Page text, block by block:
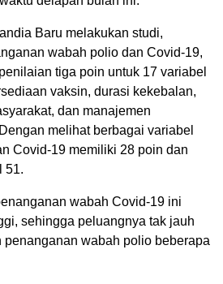
Baru melakukan studi,
wabah polio dan Covid-19,
tiga poin untuk 17 variabel
vaksin, durasi kekebalan,
dan manajemen
melihat berbagai variabel
Covid-19 memiliki 28 poin dan
51.
wabah Covid-19 ini
sehingga peluangnya tak jauh
penanganan wabah polio beberapa